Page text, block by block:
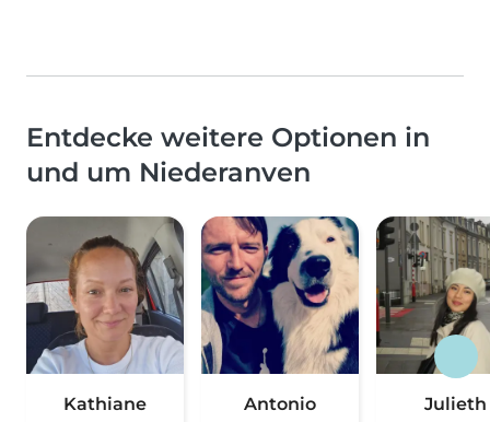
Entdecke weitere Optionen in
und um Niederanven
Kathiane Antonio Julieth